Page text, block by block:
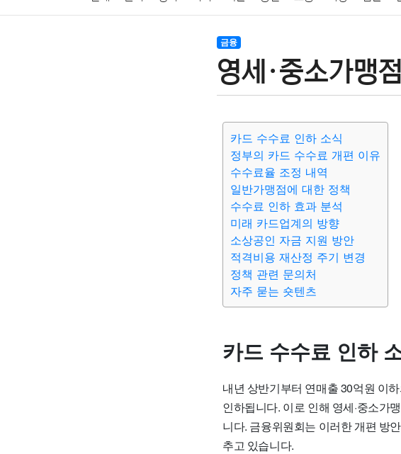
결혼 육아
기술 종교 사회 정치 건강
금융
영세·중소가맹
카드 수수료 인하 소식
정부의 카드 수수료 개편 이유
수수료율 조정 내역
일반가맹점에 대한 정책
수수료 인하 효과 분석
미래 카드업계의 방향
소상공인 자금 지원 방안
적격비용 재산정 주기 변경
정책 관련 문의처
자주 묻는 숏텐츠
카드 수수료 인하
내년 상반기부터 연매출 30억원 이
인하됩니다. 이로 인해 영세·중소가
니다. 금융위원회는 이러한 개편 방
추고 있습니다.